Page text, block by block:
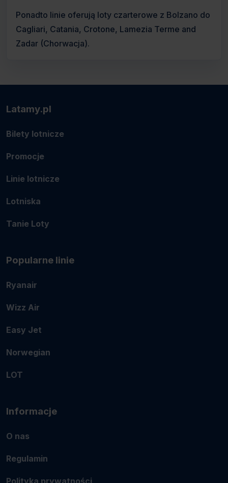
Ponadto linie oferują loty czarterowe z Bolzano do
Cagliari, Catania, Crotone, Lamezia Terme and
Zadar (Chorwacja).
Latamy.pl
Bilety lotnicze
Promocje
Linie lotnicze
Lotniska
Tanie Loty
Popularne linie
Ryanair
Wizz Air
Easy Jet
Norwegian
LOT
Informacje
O nas
Regulamin
Polityka prywatności